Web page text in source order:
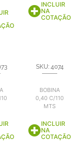
INCLUIR
NA
COTAÇÃO
SKU: 4074
BOBINA
0,40 C/110
MTS
INCLUIR
NA
COTAÇÃO